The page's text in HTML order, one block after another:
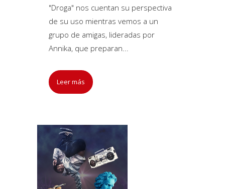
"Droga" nos cuentan su perspectiva
de su uso mientras vemos a un
grupo de amigas, lideradas por
Annika, que preparan...
Leer más